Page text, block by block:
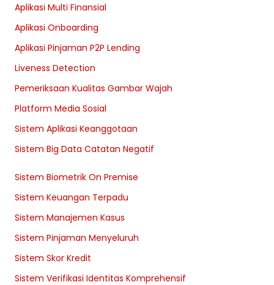
Aplikasi Multi Finansial
Aplikasi Onboarding
Aplikasi Pinjaman P2P Lending
Liveness Detection
Pemeriksaan Kualitas Gambar Wajah
Platform Media Sosial
Sistem Aplikasi Keanggotaan
Sistem Big Data Catatan Negatif
Sistem Biometrik On Premise
Sistem Keuangan Terpadu
Sistem Manajemen Kasus
Sistem Pinjaman Menyeluruh
Sistem Skor Kredit
Sistem Verifikasi Identitas Komprehensif